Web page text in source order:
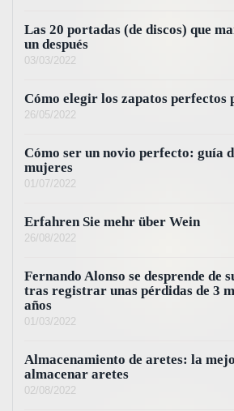
Las 20 portadas (de discos) que
un después
03/03/2022
Cómo elegir los zapatos perfectos
26/05/2022
Cómo ser un novio perfecto: guía
mujeres
01/07/2022
Erfahren Sie mehr über Wein
26/08/2022
Fernando Alonso se desprende de
tras registrar unas pérdidas de 3
años
01/03/2022
Almacenamiento de aretes: la
almacenar aretes
02/08/2022